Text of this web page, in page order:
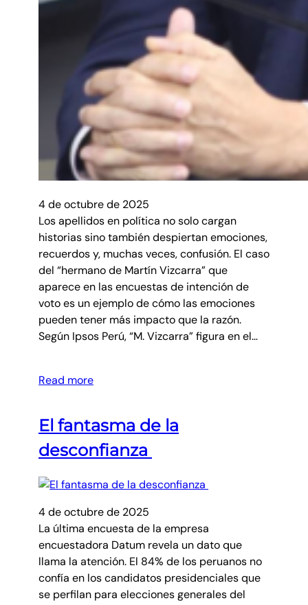
4 de octubre de 2025
Los apellidos en política no solo cargan
historias sino también despiertan emociones,
recuerdos y, muchas veces, confusión. El caso
del “hermano de Martín Vizcarra” que
aparece en las encuestas de intención de
voto es un ejemplo de cómo las emociones
pueden tener más impacto que la razón.
Según Ipsos Perú, “M. Vizcarra” figura en el…
Read more
El fantasma de la
desconfianza
4 de octubre de 2025
La última encuesta de la empresa
encuestadora Datum revela un dato que
llama la atención. El 84% de los peruanos no
confía en los candidatos presidenciales que
se perfilan para elecciones generales del